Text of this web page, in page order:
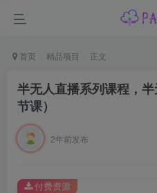
首页 精品项目 正文
半无人直播系列课程，
节课）
2年前发布
付费资源